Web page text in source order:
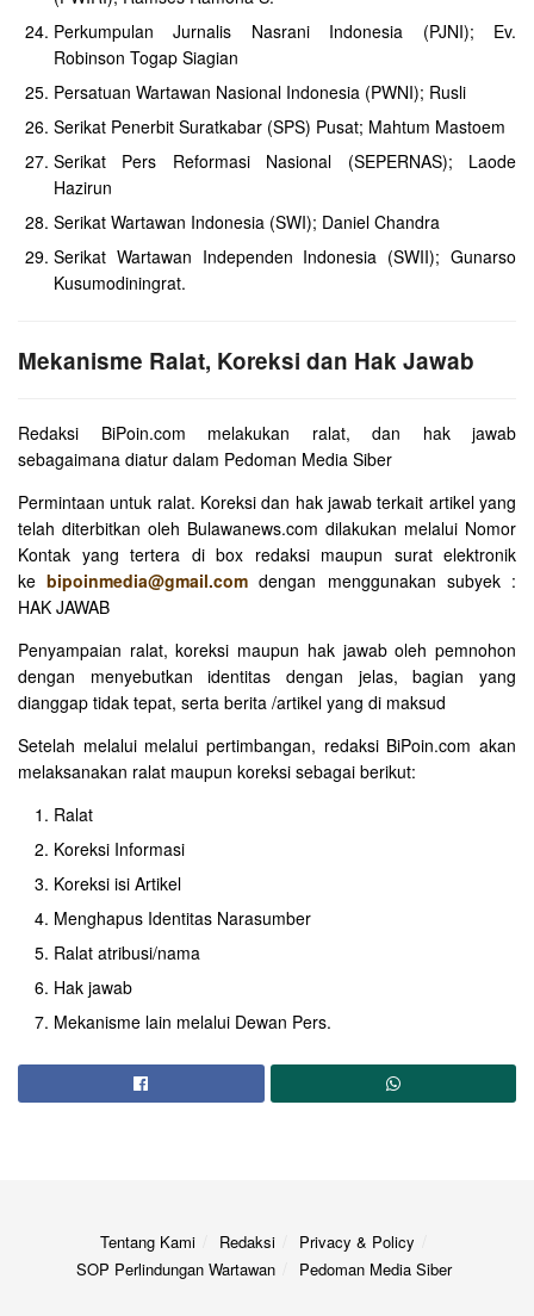
Perkumpulan Jurnalis Nasrani Indonesia (PJNI); Ev.
Robinson Togap Siagian
Persatuan Wartawan Nasional Indonesia (PWNI); Rusli
Serikat Penerbit Suratkabar (SPS) Pusat; Mahtum Mastoem
Serikat Pers Reformasi Nasional (SEPERNAS); Laode
Hazirun
Serikat Wartawan Indonesia (SWI); Daniel Chandra
Serikat Wartawan Independen Indonesia (SWII); Gunarso
Kusumodiningrat.
Mekanisme Ralat, Koreksi dan Hak Jawab
Redaksi BiPoin.com melakukan ralat, dan hak jawab
sebagaimana diatur dalam Pedoman Media Siber
Permintaan untuk ralat. Koreksi dan hak jawab terkait artikel yang
telah diterbitkan oleh Bulawanews.com dilakukan melalui Nomor
Kontak yang tertera di box redaksi maupun surat elektronik
kebipoinmedia@gmail.com dengan menggunakan subyek :
HAK JAWAB
Penyampaian ralat, koreksi maupun hak jawab oleh pemnohon
dengan menyebutkan identitas dengan jelas, bagian yang
dianggap tidak tepat, serta berita /artikel yang di maksud
Setelah melalui melalui pertimbangan, redaksi BiPoin.com akan
melaksanakan ralat maupun koreksi sebagai berikut:
Ralat
Koreksi Informasi
Koreksi isi Artikel
Menghapus Identitas Narasumber
Ralat atribusi/nama
Hak jawab
Mekanisme lain melalui Dewan Pers.
Tentang Kami Redaksi
Privacy & Policy
SOP Perlindungan Wartawan
Pedoman Media Siber